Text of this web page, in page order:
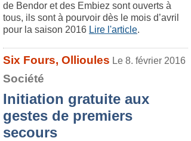
de Bendor et des Embiez sont ouverts à
tous, ils sont à pourvoir dès le mois d’avril
pour la saison 2016 Lire l'article.
Six Fours, Ollioules Le 8. février 2016
Société
Initiation gratuite aux
gestes de premiers
secours